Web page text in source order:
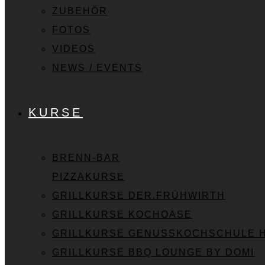
ZUBEHÖR
FOTOS
VIDEOS
NEWS / EVENTS
KURSE
BRENN-BAR
PIZZAKURSE
GRILLKURSE DER.FRÜHWIRTH
GRILLKURSE KOCHOASE
GRILLKURSE GENUSSKOCHSCHULE
GRILLKURSE BBQ LOUNGE BY DOMI